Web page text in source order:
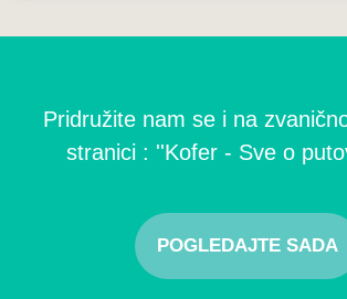
Pridružite nam se i na
stranici : ''Kofer - Sve o
POGLEDAJTE SADA